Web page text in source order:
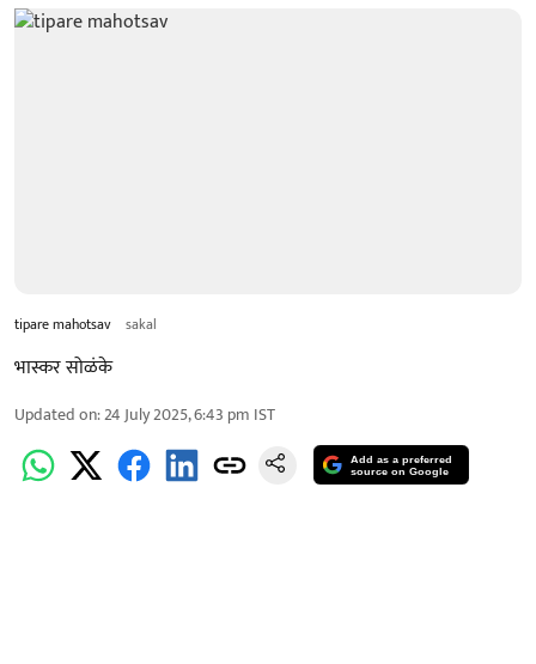
tipare mahotsav sakal
भास्कर सोळंके
Updated on:24 July 2025, 6:43 pm IST
Add as a preferred
source on Google